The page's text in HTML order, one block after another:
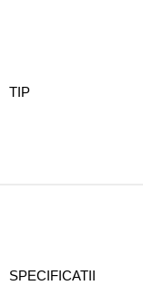
TIP
SPECIFICATII